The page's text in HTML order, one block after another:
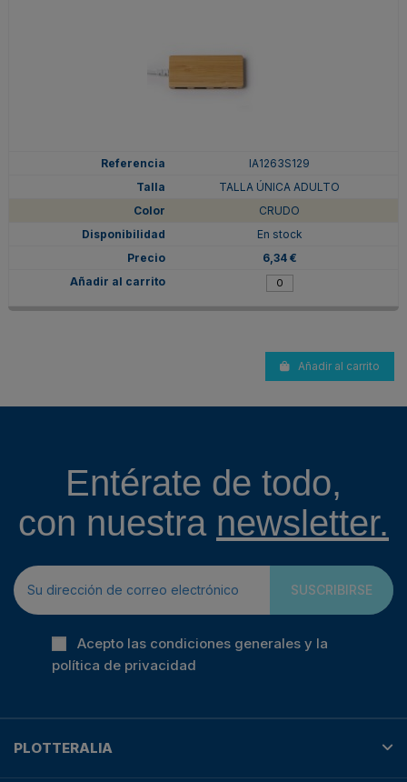
IA1263S129
TALLA ÚNICA ADULTO
CRUDO
En stock
6,34 €
Añadir al carrito
Entérate de todo,
con nuestra newsletter.
SUSCRIBIRSE
Acepto las condiciones generales y la
política de privacidad
PLOTTERALIA